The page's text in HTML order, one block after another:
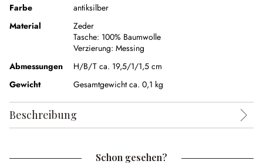
Farbe
antiksilber
Material
Zeder
Tasche: 100% Baumwolle
Verzierung: Messing
Abmessungen
H/B/T ca. 19,5/1/1,5 cm
Gewicht
Gesamtgewicht ca. 0,1 kg
Beschreibung
Schon gesehen?